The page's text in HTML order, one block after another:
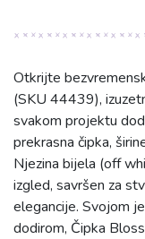
Otkrijte
(SKU 44439),
svakom projektu
prekrasna čipka,
Njezina bijela (off
izgled, savršen za
elegancije. Svojom
dodirom, Čipka